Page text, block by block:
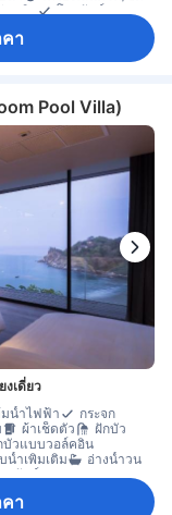
คเบิล
โทรศัพท์
ยน้ำ
กรณ์โมบายฮอตสปอต
ลกอฮอล์
ชา (ฟรี)
(ฟรี)
ผลไม้/ของว่าง
โต๊ะทำงาน
ถังขยะ
ระเบียง/ชานเรือน
าหารแยกต่างหาก
อุปกรณ์สำหรับรีดผ้า
โดยบันได
ตู้เซฟในห้องพัก
า
Pool Villa)
งเดี่ยว
น้ำไฟฟ้า
กระจก
ผ้าเช็ดตัว
ฝักบัว
บัวแบบวอล์คอิน
น้ำเพิ่มเติม
อ่างน้ำวน
รทัศน์จอแบน
ว่ายน้ำ
กรณ์โมบายฮอตสปอต
า